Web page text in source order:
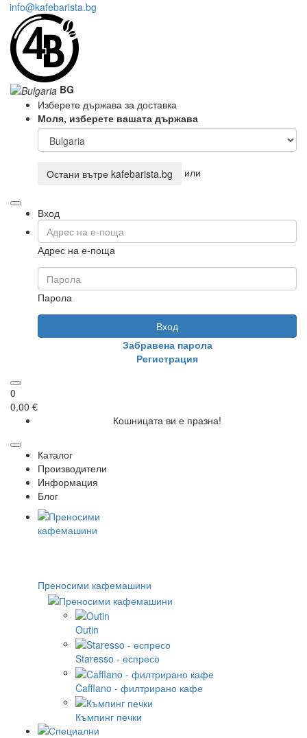
info@kafebarista.bg
BG
Изберете държава за доставка
Моля, изберете вашата държава
Остани вътре kafebarista.bg или
Вход
Адрес на е-поща
Парола
Вход
Забравена парола
Регистрация
0
0,00 €
Кошницата ви е празна!
Каталог
Производители
Информация
Блог
Преносими кафемашини
Outin
Staresso - еспресо
Cafflano - филтрирано кафе
Къмпинг печки